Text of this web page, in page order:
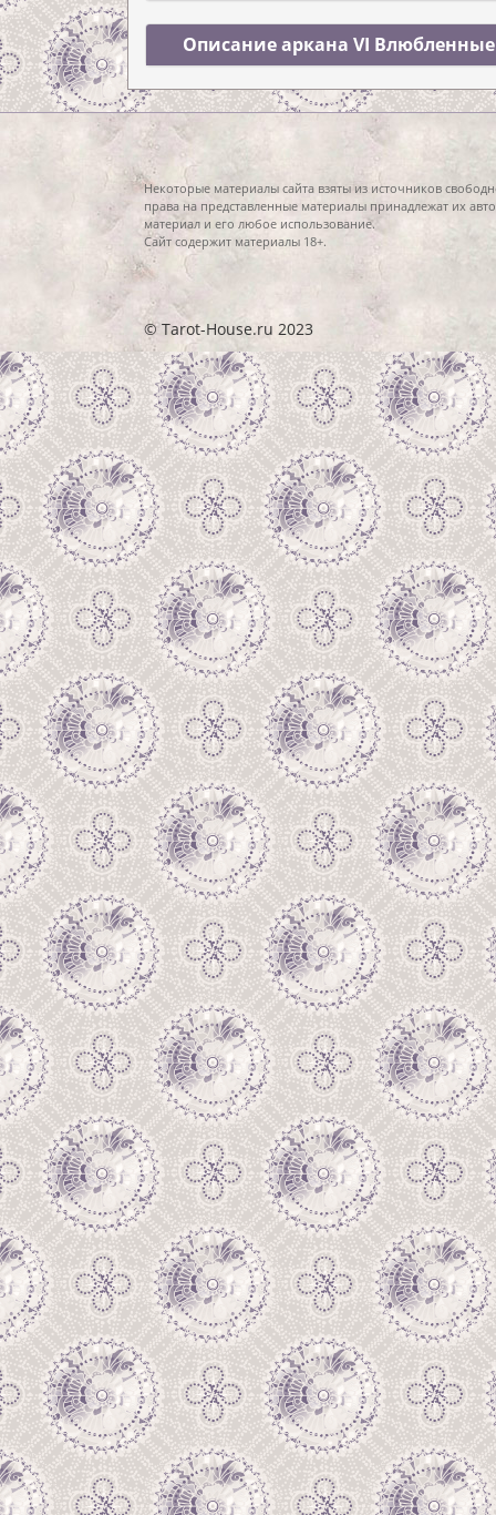
Описание аркана VI
Некоторые материалы сайта взяты из источников
права на представленные материалы принадлежат их
материал и его любое использование.
Сайт содержит материалы 18+.
© Tarot-House.ru 2023